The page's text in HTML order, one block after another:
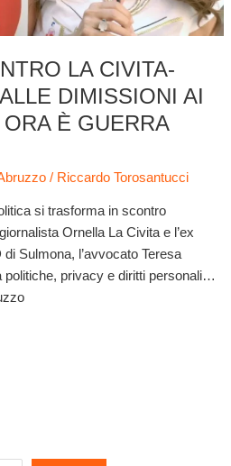
LA CIVITA-
DIMISSIONI AI
È GUERRA
/ Riccardo Torosantucci
si trasforma in scontro
Ornella La Civita e l’ex
Sulmona, l’avvocato Teresa
politiche, privacy e diritti personali…